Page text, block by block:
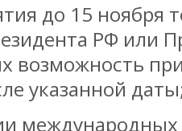
до 15 ноября
РФ или
возможность
указанной
международных